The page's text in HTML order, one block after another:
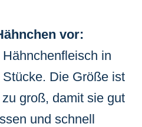
vor:
in
Die Größe ist
groß, damit sie gut
und schnell